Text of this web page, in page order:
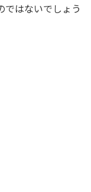
ではないでしょう